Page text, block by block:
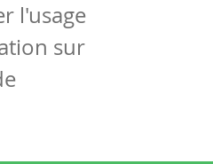
l'usage
sur